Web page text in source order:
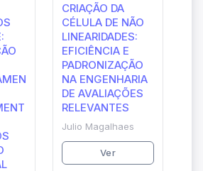
CRIAÇÃO DA
CÉLULA DE NÃO
LINEARIDADES:
EFICIÊNCIA E
PADRONIZAÇÃO
NA ENGENHARIA
DE AVALIAÇÕES
RELEVANTES
Julio Magalhaes
Ver